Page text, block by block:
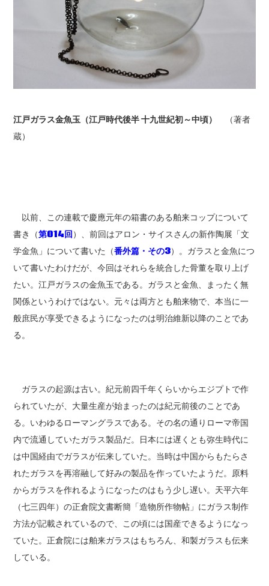
江戸ガラス金魚玉（江戸時代後半十九世紀初～中頃）
（著者
蔵）
以前、この連載で慶應元年の箱書のある舶来コップについて
書き（第014回）、前回はアロン・サイスさんの新作陶展「文
学金魚」について書いた（番外篇・その3）。ガラスと金魚につ
いて書いたわけだが、今回はそれらを統合した骨董を取り上げ
たい。江戸ガラスの金魚玉である。ガラスと金魚、まったく無
関係というわけではない。元々は両方とも舶来物で、本当に一
般庶民が享受できるようになったのは明治維新以降のことであ
る。
ガラスの起源は古い。紀元前四千年くらいからエジプトで作
られていたが、大量生産が始まったのは紀元前後のことであ
る。いわゆるローマングラスである。その名の通りローマ帝国
内で流通していたガラス製品だ。日本には遅くとも弥生時代に
は中国経由でガラスが伝来していた。当時は中国からもたらさ
れたガラスを再溶融して好みの製品を作っていたようだ。原料
からガラスを作れるようになったのはもう少し遅い。天平六年
（七三四年）の正倉院文書断簡「造物所作物帖」にガラス制作
方法が記載されているので、この頃には国産できるようになっ
ていた。正倉院には舶来ガラスはもちろん、和製ガラスも伝来
している。